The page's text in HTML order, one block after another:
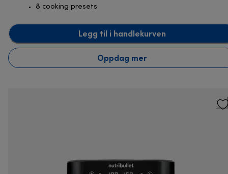
8 cooking presets
Legg til i handlekurven
Oppdag mer